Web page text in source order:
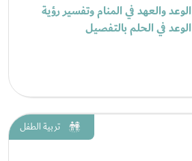
الوعد والعهد في المنام وتفسير رؤية
الوعد في الحلم بالتفصيل
تربية الطفل